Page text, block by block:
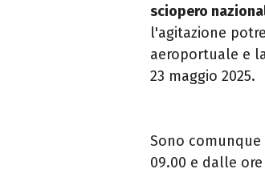
sciopero
l'agitazione
aeroportuale e
23 maggio 2025.
Sono comunque
09.00 e dalle